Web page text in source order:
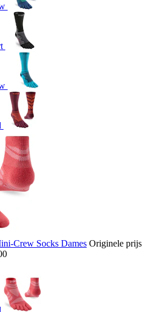
Crew Socks Dames Originele prijs